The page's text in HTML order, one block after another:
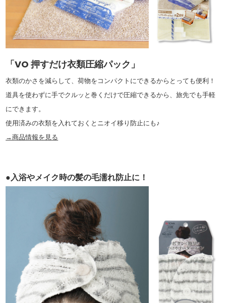
「VO 押すだけ衣類圧縮パック」
衣類のかさを減らして、荷物をコンパクトにできるからとっても便利！
道具を使わずに手でクルッと巻くだけで圧縮できるから、旅先でも手軽
にできます。
使用済みの衣類を入れておくとニオイ移り防止にも♪
→商品情報を見る
●入浴やメイク時の髪の毛濡れ防止に！